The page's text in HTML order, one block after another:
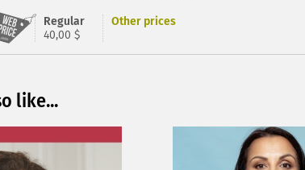
Regular
40,00 $
Other prices
like...